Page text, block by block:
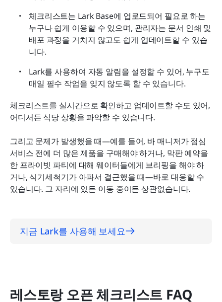
체크리스트는 Lark Base에 업로드되어 필요로 하는
누구나 쉽게 이용할 수 있으며, 관리자는 문서 인쇄 및
배포 과정을 거치지 않고도 쉽게 업데이트할 수 있습
니다.
Lark를 사용하여 자동 알림을 설정할 수 있어, 누구도
매일 필수 작업을 잊지 않도록 할 수 있습니다.
체크리스트를 실시간으로 확인하고 업데이트할 수도 있어,
어디서든 식당 상황을 파악할 수 있습니다.
그리고 문제가 발생했을 때—예를 들어, 바 매니저가 점심
서비스 전에 더 많은 제품을 구매해야 하거나, 막판 예약을
한 프라이빗 파티에 대해 웨이터들에게 브리핑을 해야 하
거나, 식기세척기가 아파서 결근했을 때—바로 대응할 수
있습니다. 그 자리에 있든 이동 중이든 상관없습니다.
지금 Lark를 사용해 보세요
레스토랑 오픈 체크리스트 FAQ